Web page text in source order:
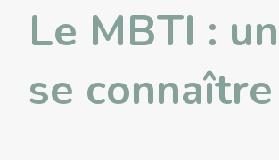
Le MBTI :
se connaître